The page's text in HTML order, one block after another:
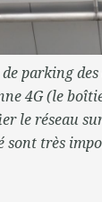
parking
4G (le
le réseau
sont très